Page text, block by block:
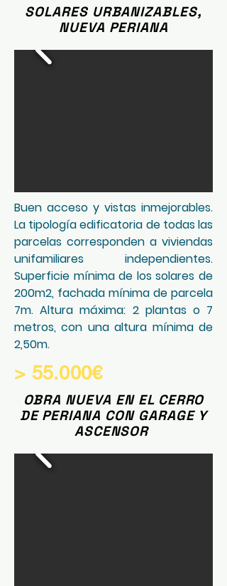
SOLARES URBANIZABLES,
NUEVA PERIANA
Buen acceso y vistas inmejorables.
La tipología edificatoria de todas las
parcelas corresponden a viviendas
unifamiliares independientes.
Superficie mínima de los solares de
200m2, fachada mínima de parcela
7m. Altura máxima: 2 plantas o 7
metros, con una altura mínima de
2,50m.
> 55.000€
OBRA NUEVA EN EL CERRO
DE PERIANA CON GARAGE Y
ASCENSOR